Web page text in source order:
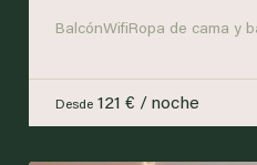
BalcónWifiRopa de cama y
Desde 121 € / noche